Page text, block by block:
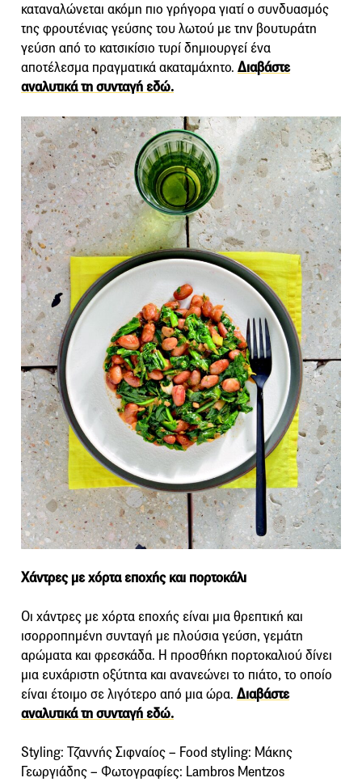
καταναλώνεται ακόμη πιο γρήγορα γιατί ο συνδυασμός
της φρουτένιας γεύσης του λωτού με την βουτυράτη
γεύση από το κατσικίσιο τυρί δημιουργεί ένα
αποτέλεσμα πραγματικά ακαταμάχητο. Διαβάστε
αναλυτικά τη συνταγή εδώ.
Χάντρες με χόρτα εποχής και πορτοκάλι
Οι χάντρες με χόρτα εποχής είναι μια θρεπτική και
ισορροπημένη συνταγή με πλούσια γεύση, γεμάτη
αρώματα και φρεσκάδα. Η προσθήκη πορτοκαλιού δίνει
μια ευχάριστη οξύτητα και ανανεώνει το πιάτο, το οποίο
είναι έτοιμο σε λιγότερο από μια ώρα. Διαβάστε
αναλυτικά τη συνταγή εδώ.
Styling: Τζαννής Σιφναίος – Food styling: Μάκης
Γεωργιάδης – Φωτογραφίες: Lambros Mentzos